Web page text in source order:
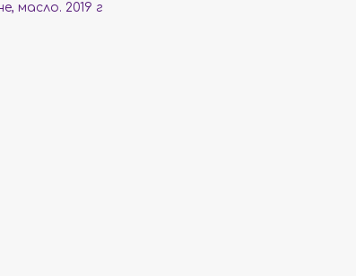
масло. 2019 г